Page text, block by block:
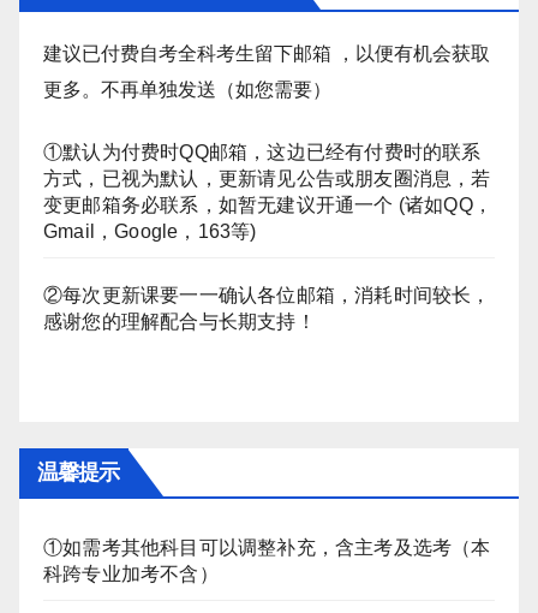
建议已付费自考全科考生留下邮箱 ，以便有机会获取
更多。不再单独发送（如您需要）
①默认为付费时QQ邮箱，这边已经有付费时的联系
方式，已视为默认，更新请见公告或朋友圈消息，若
变更邮箱务必联系，如暂无建议开通一个 (诸如QQ，
Gmail，Google，163等)
②每次更新课要一一确认各位邮箱，消耗时间较长，
感谢您的理解配合与长期支持！
温馨提示
①如需考其他科目可以调整补充，含主考及选考（本
科跨专业加考不含）